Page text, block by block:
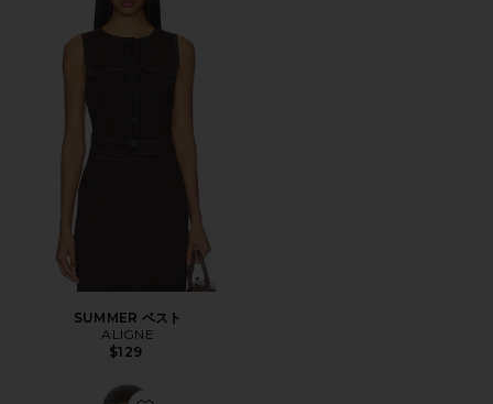
SUMMER ベスト
ALIGNE
$129